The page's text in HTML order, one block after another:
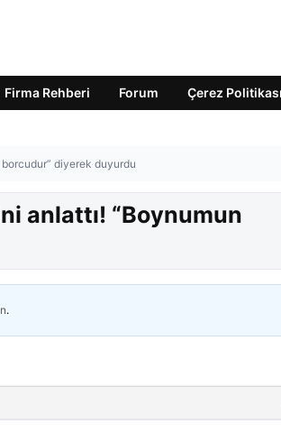
Firma Rehberi Forum Çerez Politikası
borcudur” diyerek duyurdu
anlattı! “Boynumun
.